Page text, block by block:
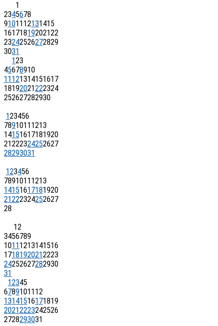
1
2345678
91011 12131415
16171819202122
23242526272829
3031
123
45678910
11 121314151617
18192021222324
252627282930
123456
7891011 1213
14151617181920
21222324252627
28293031
123456
7891011 1213
14151617181920
21222324252627
28
12
3456789
1011 1213141516
17181920212223
24252627282930
31
12345
67891011 12
13141516171819
20212223242526
2728293031